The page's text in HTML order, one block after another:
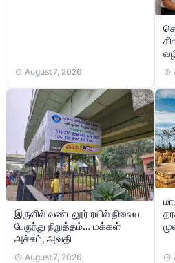
August 7, 2026
இருளில் வண்டலூர் ரயில் நிலைய
பேருந்து நிறுத்தம்… மக்கள்
அச்சம், அவதி
August 7, 2026